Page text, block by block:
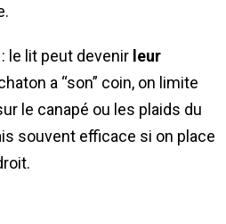
le lit peut devenir leur
a “son” coin, on limite
le canapé ou les plaids du
souvent efficace si on place